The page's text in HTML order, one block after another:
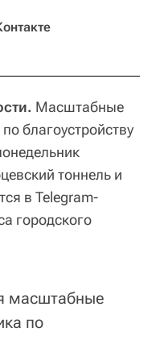
Масштабные
благоустройству
тоннель и
в Telegram-
городского
масштабные
по